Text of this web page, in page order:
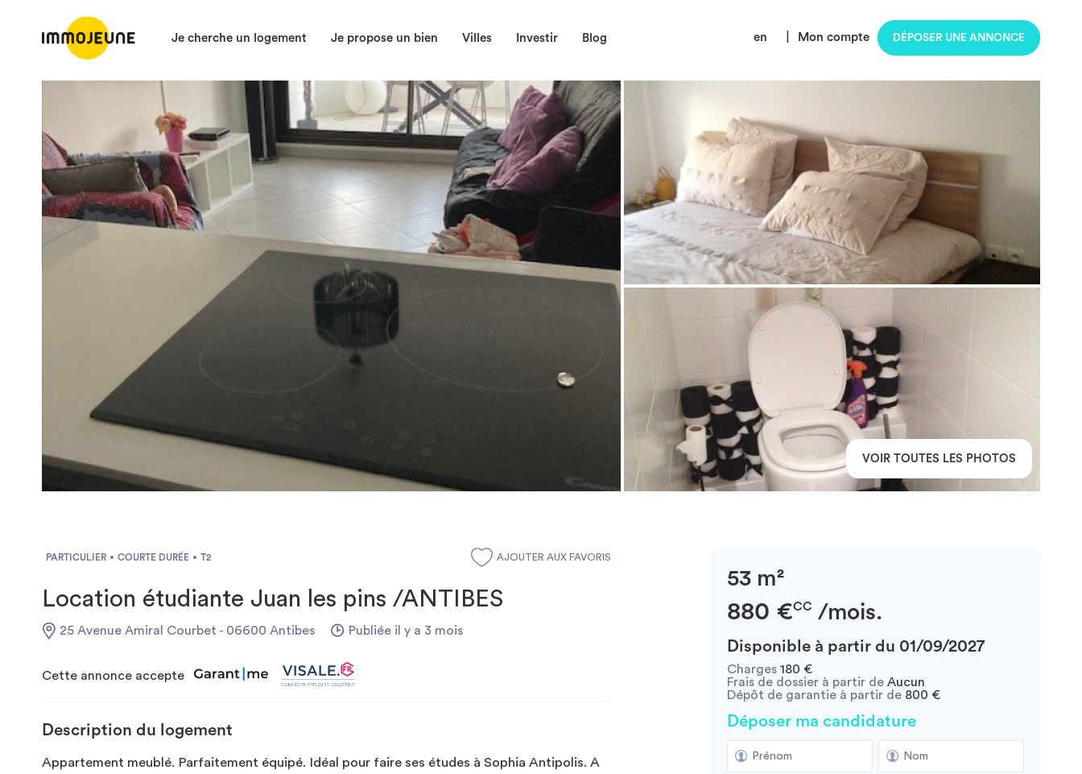
Je cherche un logement Je propose un bien Villes Investir Blog en Mon compte DÉPOSER UNE ANNONCE
VOIR TOUTES LES PHOTOS
PARTICULIER COURTE DURÉE T2 AJOUTER AUX FAVORIS
Location étudiante Juan les pins /ANTIBES
25 Avenue Amiral Courbet - 06600 Antibes Publiée il y a 3 mois
Cette annonce accepte
Description du logement
Appartement meublé. Parfaitement équipé. Idéal pour faire ses études à Sophia Antipolis. A
53 m²
880 €CC /mois.
Disponible à partir du 01/09/2027
Charges 180 €
Frais de dossier à partir de Aucun
Dépôt de garantie à partir de 800 €
Déposer ma candidature